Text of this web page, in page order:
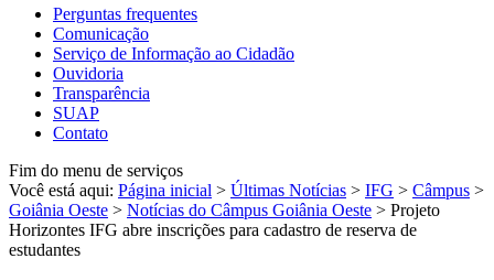
Perguntas frequentes
Comunicação
Serviço de Informação ao Cidadão
Ouvidoria
Transparência
SUAP
Contato
Fim do menu de serviços
Você está aqui: Página inicial > Últimas Notícias > IFG > Câmpus >
Goiânia Oeste > Notícias do Câmpus Goiânia Oeste > Projeto
Horizontes IFG abre inscrições para cadastro de reserva de
estudantes